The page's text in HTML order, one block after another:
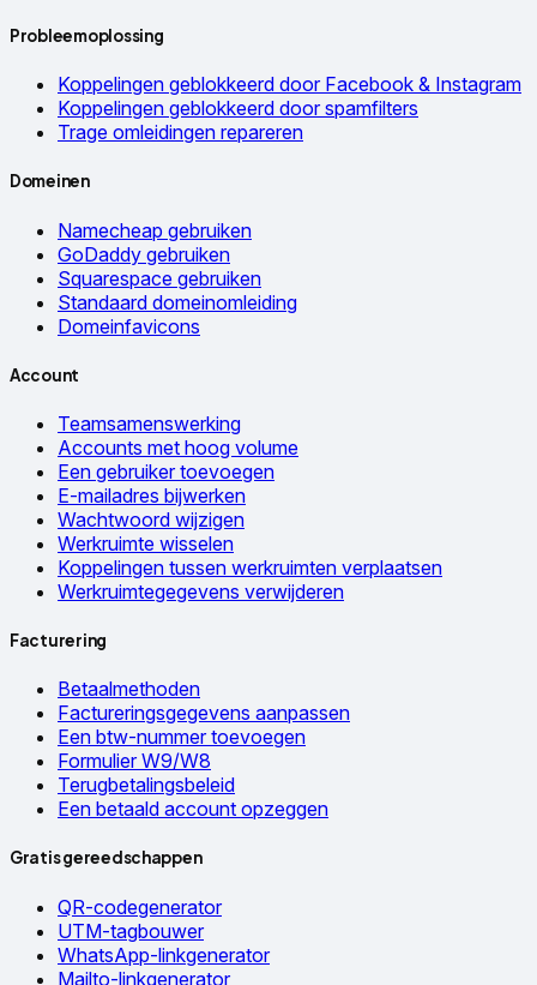
Probleemoplossing
Koppelingen geblokkeerd door Facebook & Instagram
Koppelingen geblokkeerd door spamfilters
Trage omleidingen repareren
Domeinen
Namecheap gebruiken
GoDaddy gebruiken
Squarespace gebruiken
Standaard domeinomleiding
Domeinfavicons
Account
Teamsamenswerking
Accounts met hoog volume
Een gebruiker toevoegen
E-mailadres bijwerken
Wachtwoord wijzigen
Werkruimte wisselen
Koppelingen tussen werkruimten verplaatsen
Werkruimtegegevens verwijderen
Facturering
Betaalmethoden
Factureringsgegevens aanpassen
Een btw-nummer toevoegen
Formulier W9/W8
Terugbetalingsbeleid
Een betaald account opzeggen
Gratis gereedschappen
QR-codegenerator
UTM-tagbouwer
WhatsApp-linkgenerator
Mailto-linkgenerator